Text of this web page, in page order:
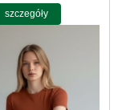
szczegóły